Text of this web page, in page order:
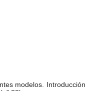
modelos. Introducción